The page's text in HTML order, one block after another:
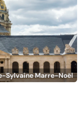
Sylvaine Marre-Noël